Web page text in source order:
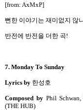
[from: AxMxP]
뻔한 이야기는 재미없지 않
반전에 반전을 더한 곡!
7. Monday To Sunday
Lyrics by 한성호
Composed byPhil Schwan,
(THE HUB)